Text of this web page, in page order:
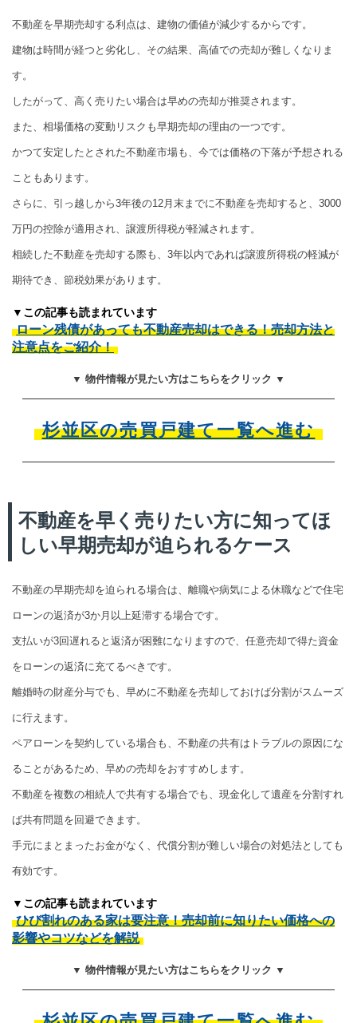
不動産を早期売却する利点は、建物の価値が減少するからです。
建物は時間が経つと劣化し、その結果、高値での売却が難しくなりま
す。
したがって、高く売りたい場合は早めの売却が推奨されます。
また、相場価格の変動リスクも早期売却の理由の一つです。
かつて安定したとされた不動産市場も、今では価格の下落が予想される
こともあります。
さらに、引っ越しから3年後の12月末までに不動産を売却すると、3000
万円の控除が適用され、譲渡所得税が軽減されます。
相続した不動産を売却する際も、3年以内であれば譲渡所得税の軽減が
期待でき、節税効果があります。
▼この記事も読まれています
ローン残債があっても不動産売却はできる！売却方法と
注意点をご紹介！
▼ 物件情報が見たい方はこちらをクリック ▼
杉並区の売買戸建て一覧へ進む
不動産を早く売りたい方に知ってほ
しい早期売却が迫られるケース
不動産の早期売却を迫られる場合は、離職や病気による休職などで住宅
ローンの返済が3か月以上延滞する場合です。
支払いが3回遅れると返済が困難になりますので、任意売却で得た資金
をローンの返済に充てるべきです。
離婚時の財産分与でも、早めに不動産を売却しておけば分割がスムーズ
に行えます。
ペアローンを契約している場合も、不動産の共有はトラブルの原因にな
ることがあるため、早めの売却をおすすめします。
不動産を複数の相続人で共有する場合でも、現金化して遺産を分割すれ
ば共有問題を回避できます。
手元にまとまったお金がなく、代償分割が難しい場合の対処法としても
有効です。
▼この記事も読まれています
ひび割れのある家は要注意！売却前に知りたい価格への
影響やコツなどを解説
▼ 物件情報が見たい方はこちらをクリック ▼